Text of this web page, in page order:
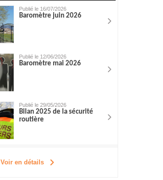
Publié le 16/07/2026
Baromètre juin 2026
Publié le 12/06/2026
Baromètre mai 2026
Publié le 29/05/2026
Bilan 2025 de la sécurité
routière
Voir en détails